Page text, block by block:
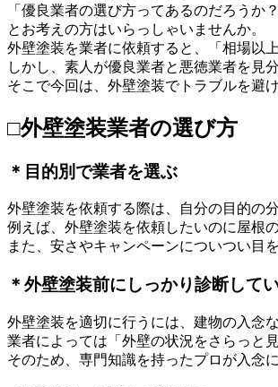
「優良業者の選び方ってあるのだろうか？
とお考えの方はいらっしゃいませんか。
外壁塗装を業者に依頼すると、「相場以
しかし、素人が優良業者と悪徳業者を見
そこで今回は、外壁塗装でトラブルを避け
□外壁塗装業者の選び方
＊目的別で業者を選ぶ
外壁塗装を依頼する際は、自分の目的の
例えば、外壁塗装を依頼したいのに屋根
また、安さやキャンペーンについつい目
＊外壁塗装前にしっかり診断して
外壁塗装を適切に行うには、建物の入念
業者によっては「外壁の状況をさらっと
そのため、専門知識を持ったプロが入念